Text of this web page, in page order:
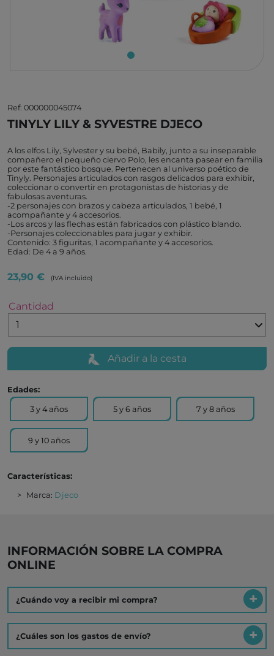
Ref: 000000045074
TINYLY LILY & SYVESTRE DJECO
A los elfos Lily, Sylvester y su bebé, Babily, junto a su inseparable
compañero el pequeño ciervo Polo, les encanta pasear en familia
por este fantástico bosque. Pertenecen al universo poético de
Tinyly. Personajes articulados con rasgos delicados para exhibir,
coleccionar o convertir en protagonistas de historias y de
fabulosas aventuras.
-2 personajes con brazos y cabeza articulados, 1 bebé, 1
acompañante y 4 accesorios.
-Los arcos y las flechas están fabricados con plástico blando.
-Personajes coleccionables para jugar y exhibir.
Contenido: 3 figuritas, 1 acompañante y 4 accesorios.
Edad: De 4 a 9 años.
23,90 € (IVA incluido)
Cantidad
Añadir a la cesta
Edades:
3 y 4 años 5 y 6 años 7 y 8 años
9 y 10 años
Características:
Marca: Djeco
INFORMACIÓN SOBRE LA COMPRA
ONLINE
¿Cuándo voy a recibir mi compra?
¿Cuáles son los gastos de envío?